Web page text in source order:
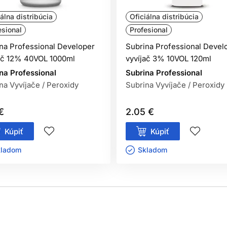
distribúcia
Professional Developer
12% 40VOL 1000ml
Professional
Vyvíjače / Peroxidy
Kúpiť
ㅤ
Oficiálna distribúcia
Profesional
Subrina Professional
vyvíjač 3% 10VOL 120ml
Subrina Professional
Subrina Vyvíjače / Peroxidy
2.05 €
Kúpiť
Skladom ㅤ